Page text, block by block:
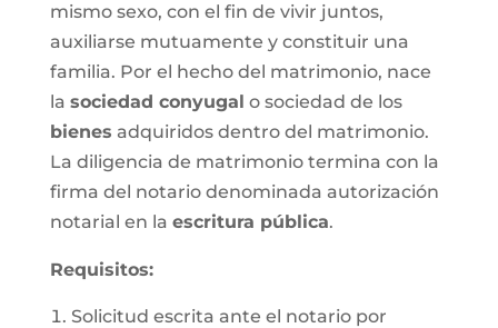
mismo sexo, con el fin de vivir juntos,
auxiliarse mutuamente y constituir una
familia. Por el hecho del matrimonio, nace
la sociedad conyugal o sociedad de los
bienes adquiridos dentro del matrimonio.
La diligencia de matrimonio termina con la
firma del notario denominada autorización
notarial en la escritura pública.
Requisitos:
Solicitud escrita ante el notario por